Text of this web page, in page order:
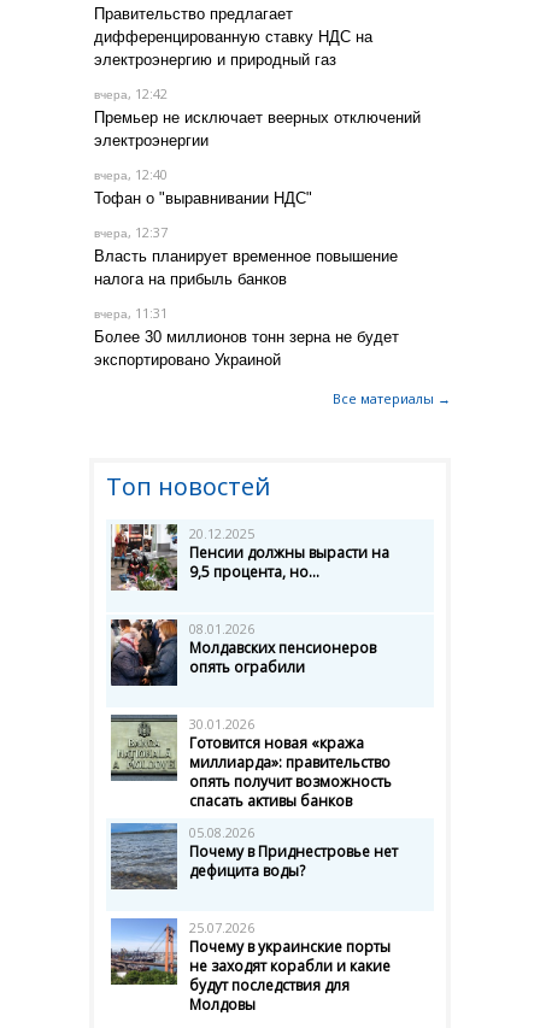
Правительство предлагает
дифференцированную ставку НДС на
электроэнергию и природный газ
вчера, 12:42
Премьер не исключает веерных отключений
электроэнергии
вчера, 12:40
Тофан о "выравнивании НДС"
вчера, 12:37
Власть планирует временное повышение
налога на прибыль банков
вчера, 11:31
Более 30 миллионов тонн зерна не будет
экспортировано Украиной
Все материалы →
Топ новостей
20.12.2025
Пенсии должны вырасти на
9,5 процента, но...
08.01.2026
Молдавских пенсионеров
опять ограбили
30.01.2026
Готовится новая «кража
миллиарда»: правительство
опять получит возможность
спасать активы банков
05.08.2026
Почему в Приднестровье нет
дефицита воды?
25.07.2026
Почему в украинские порты
не заходят корабли и какие
будут последствия для
Молдовы